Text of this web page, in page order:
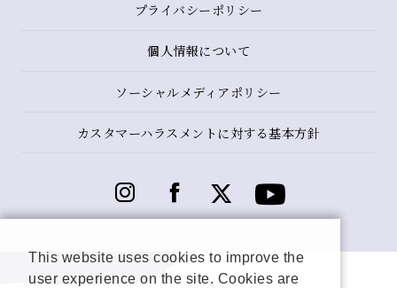
プライバシーポリシー
個人情報について
ソーシャルメディアポリシー
カスタマーハラスメントに対する基本方針
This website uses cookies to improve the
user experience on the site. Cookies are